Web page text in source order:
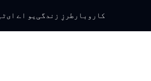
کاروبار طرزِ زندگی یو اے ای